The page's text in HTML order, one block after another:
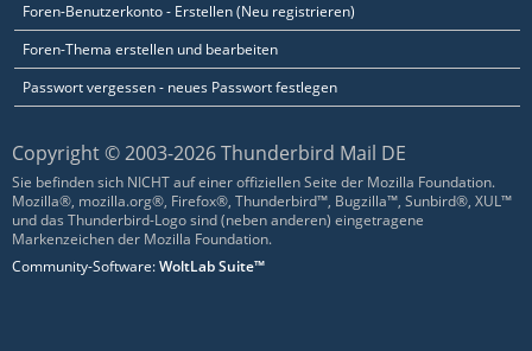
Foren-Benutzerkonto - Erstellen (Neu registrieren)
Foren-Thema erstellen und bearbeiten
Passwort vergessen - neues Passwort festlegen
Copyright © 2003-2026 Thunderbird Mail DE
Sie befinden sich NICHT auf einer offiziellen Seite der Mozilla Foundation.
Mozilla®, mozilla.org®, Firefox®, Thunderbird™, Bugzilla™, Sunbird®, XUL™
und das Thunderbird-Logo sind (neben anderen) eingetragene
Markenzeichen der Mozilla Foundation.
Community-Software:WoltLab Suite™